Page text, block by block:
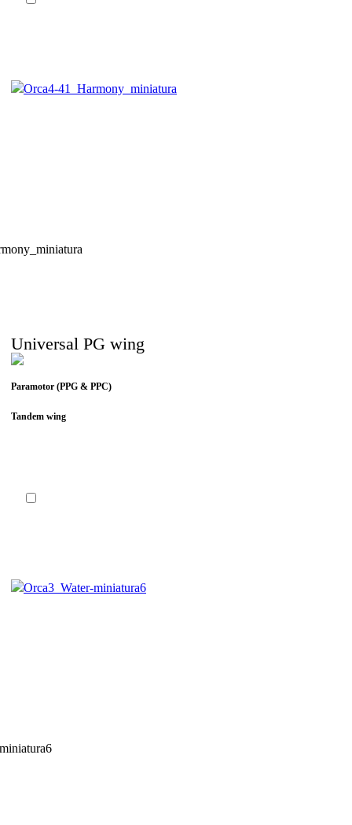
Universal PG wing
Paramotor (PPG & PPC)
Tandem wing